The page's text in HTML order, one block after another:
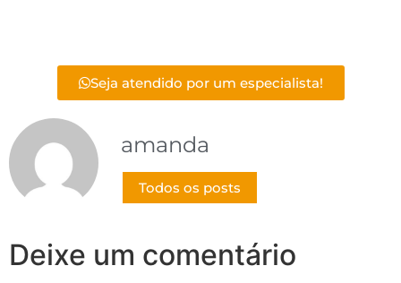
Seja atendido por um especialista!
amanda
Todos os posts
Deixe um comentário